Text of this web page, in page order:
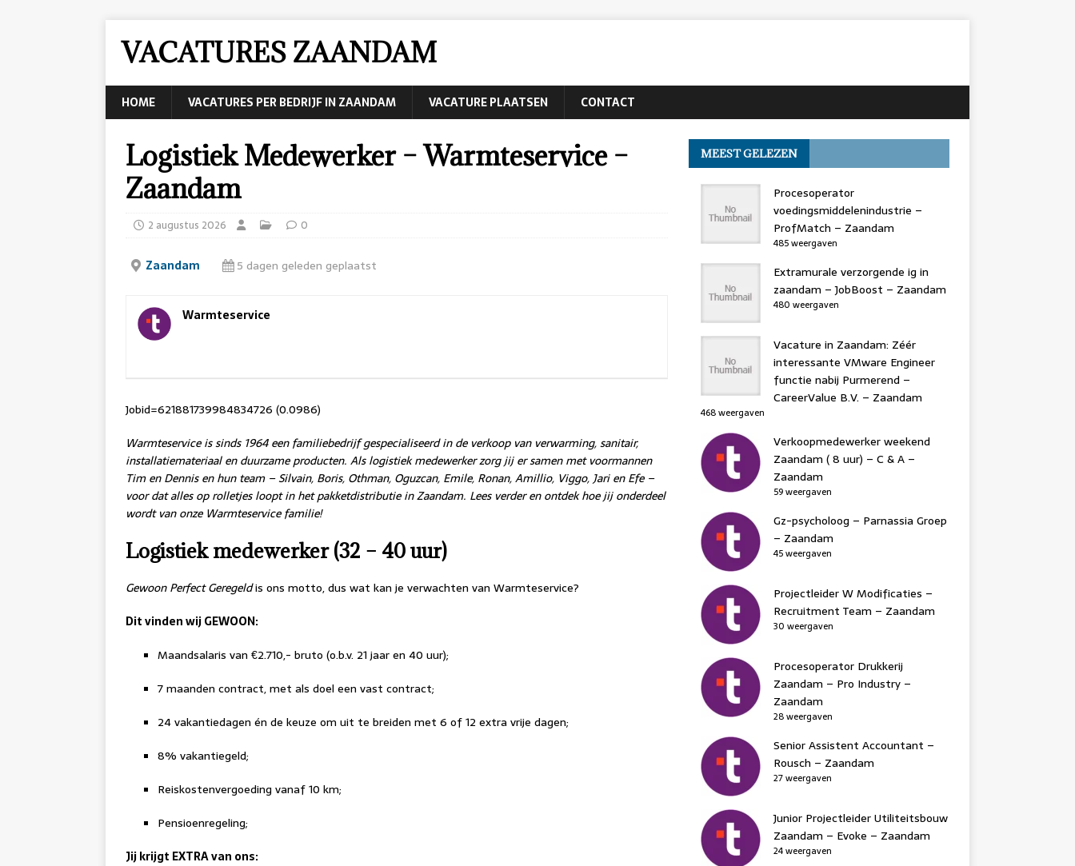
VACATURES ZAANDAM
HOME VACATURES PER BEDRIJF IN ZAANDAM VACATURE PLAATSEN CONTACT
Logistiek Medewerker – Warmteservice –
Zaandam
2 augustus 2026 0
Zaandam 5 dagen geleden geplaatst
Warmteservice
Jobid=621881739984834726 (0.0986)
Warmteservice is sinds 1964 een familiebedrijf gespecialiseerd in de verkoop van verwarming, sanitair,
installatiemateriaal en duurzame producten. Als logistiek medewerker zorg jij er samen met voormannen
Tim en Dennis en hun team – Silvain, Boris, Othman, Oguzcan, Emile, Ronan, Amillio, Viggo, Jari en Efe –
voor dat alles op rolletjes loopt in het pakketdistributie in Zaandam. Lees verder en ontdek hoe jij onderdeel
wordt van onze Warmteservice familie!
Logistiek medewerker (32 – 40 uur)
Gewoon Perfect Geregeldis ons motto, dus wat kan je verwachten van Warmteservice?
Dit vinden wijGEWOON:
Maandsalaris van €2.710,- bruto (o.b.v. 21 jaar en 40 uur);
7 maanden contract, met als doel een vast contract;
24 vakantiedagen én de keuze om uit te breiden met 6 of 12 extra vrije dagen;
8% vakantiegeld;
Reiskostenvergoeding vanaf 10 km;
Pensioenregeling;
Jij krijgt EXTRAvan ons:
MEEST GELEZEN
Procesoperator
voedingsmiddelenindustrie –
ProfMatch – Zaandam
485 weergaven
Extramurale verzorgende ig in
zaandam – JobBoost – Zaandam
480 weergaven
Vacature in Zaandam: Zéér
interessante VMware Engineer
functie nabij Purmerend –
CareerValue B.V. – Zaandam
468 weergaven
Verkoopmedewerker weekend
Zaandam ( 8 uur) – C & A –
Zaandam
59 weergaven
Gz-psycholoog – Parnassia Groep
– Zaandam
45 weergaven
Projectleider W Modificaties –
Recruitment Team – Zaandam
30 weergaven
Procesoperator Drukkerij
Zaandam – Pro Industry –
Zaandam
28 weergaven
Senior Assistent Accountant –
Rousch – Zaandam
27 weergaven
Junior Projectleider Utiliteitsbouw
Zaandam – Evoke – Zaandam
24 weergaven